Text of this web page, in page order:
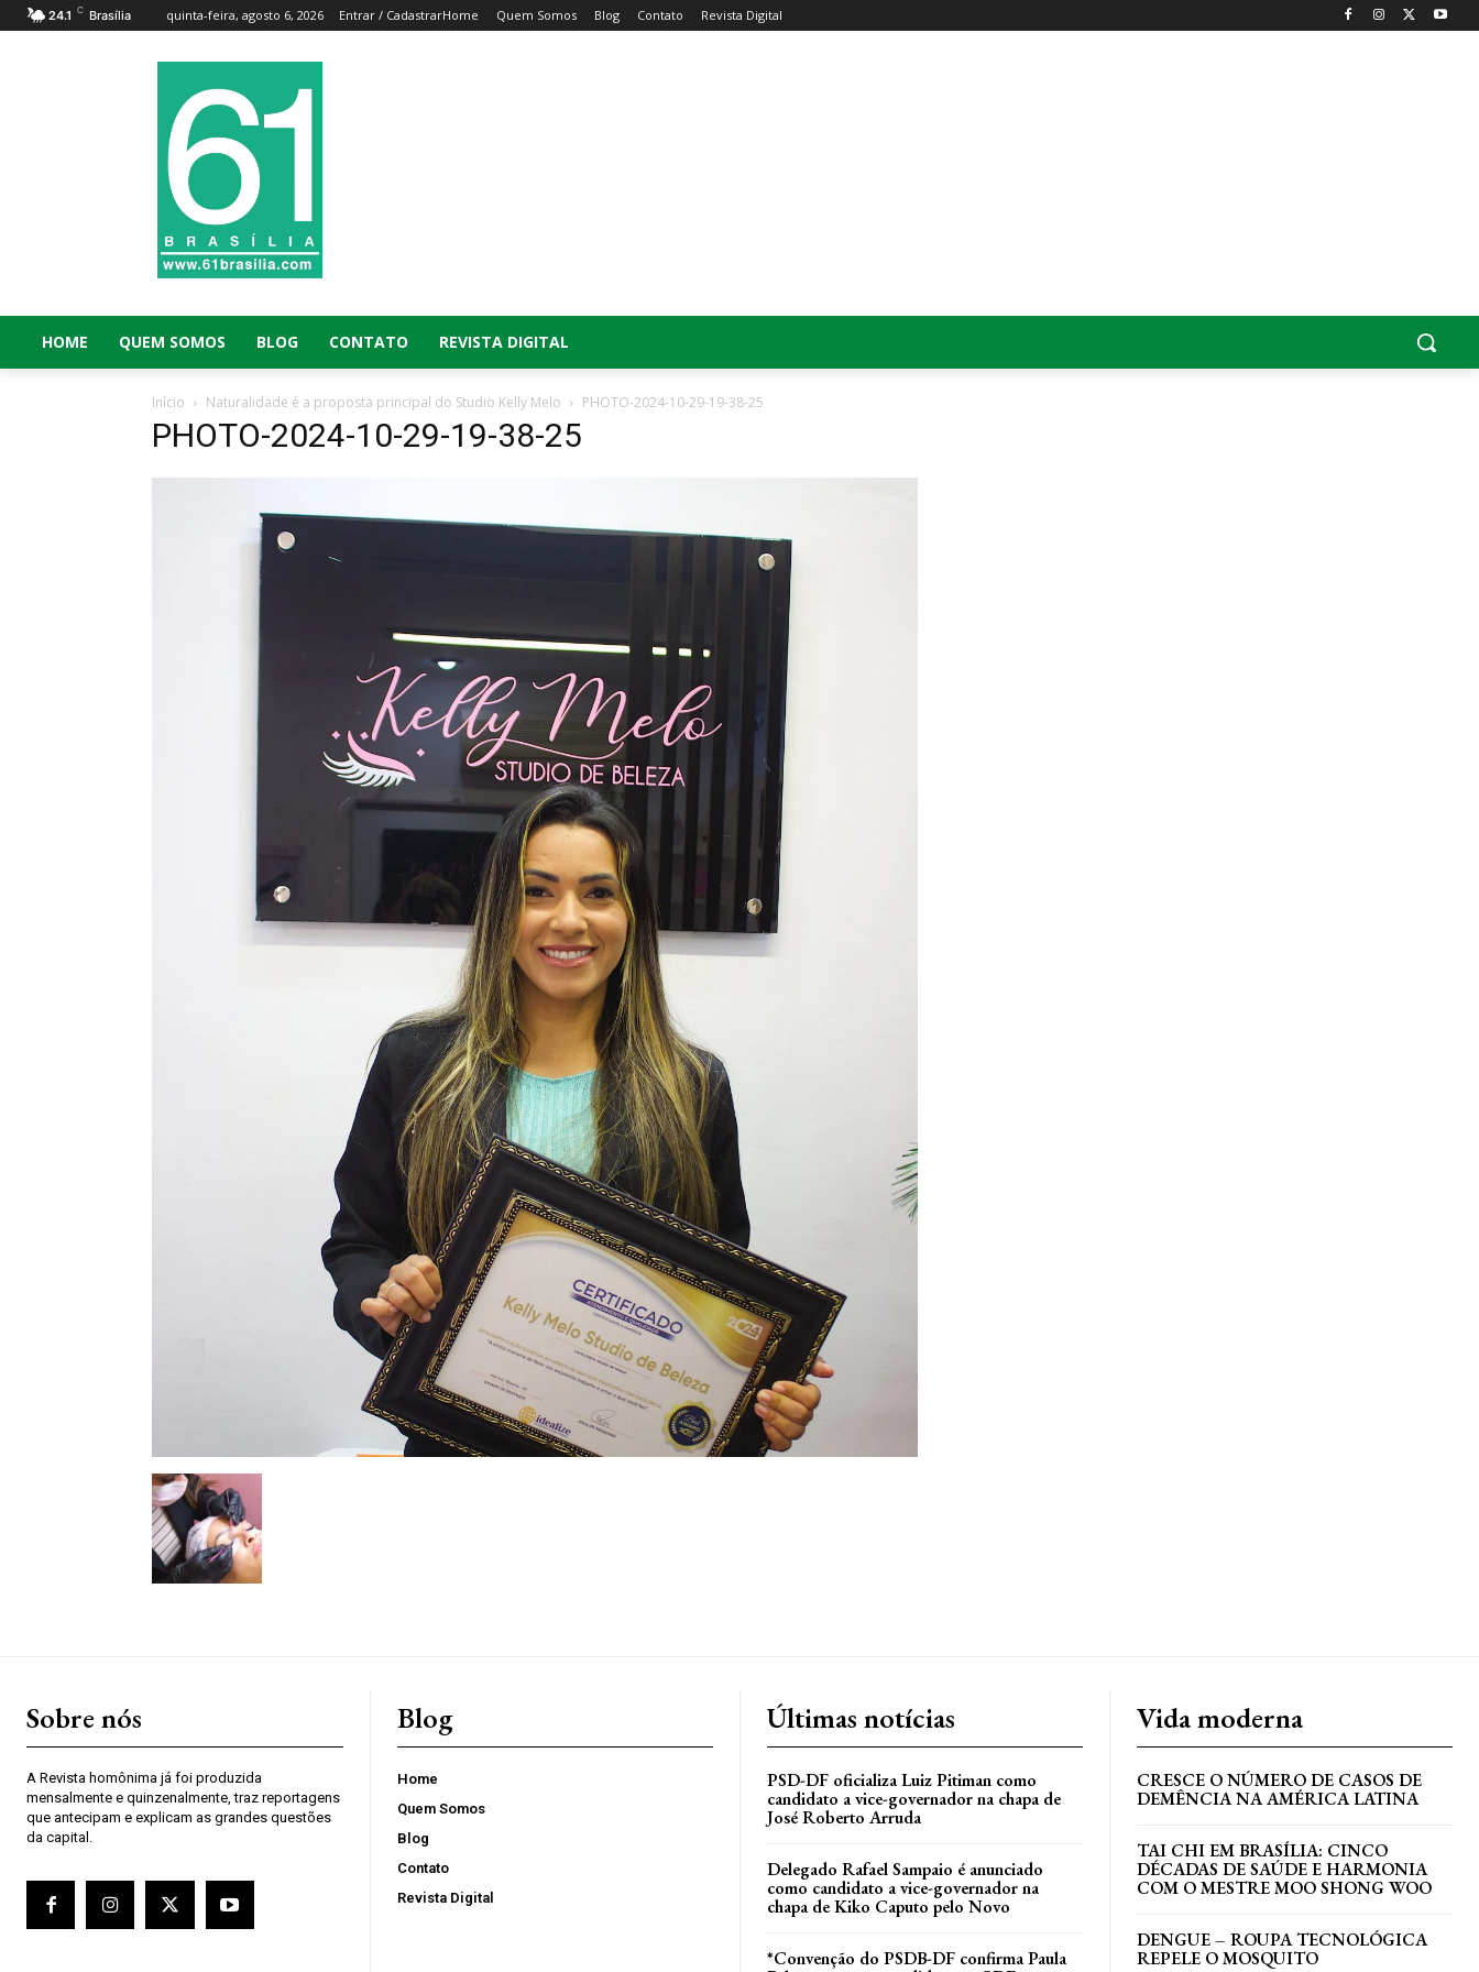
24.1 C Brasília quinta-feira, agosto 6, 2026 Entrar / CadastrarHome Quem Somos Blog Contato Revista Digital
HOME QUEM SOMOS BLOG CONTATO REVISTA DIGITAL
Início Naturalidade é a proposta principal do Studio Kelly Melo PHOTO-2024-10-29-19-38-25
PHOTO-2024-10-29-19-38-25
Sobre nós
A Revista homônima já foi produzida
mensalmente e quinzenalmente, traz reportagens
que antecipam e explicam as grandes questões
da capital.
Blog
Home
Quem Somos
Blog
Contato
Revista Digital
Últimas notícias
PSD-DF oficializa Luiz Pitiman como
candidato a vice-governador na chapa de
José Roberto Arruda
Delegado Rafael Sampaio é anunciado
como candidato a vice-governador na
chapa de Kiko Caputo pelo Novo
*Convenção do PSDB-DF confirma Paula
Vida moderna
CRESCE O NÚMERO DE CASOS DE
DEMÊNCIA NA AMÉRICA LATINA
TAI CHI EM BRASÍLIA: CINCO
DÉCADAS DE SAÚDE E HARMONIA
COM O MESTRE MOO SHONG WOO
DENGUE – ROUPA TECNOLÓGICA
REPELE O MOSQUITO